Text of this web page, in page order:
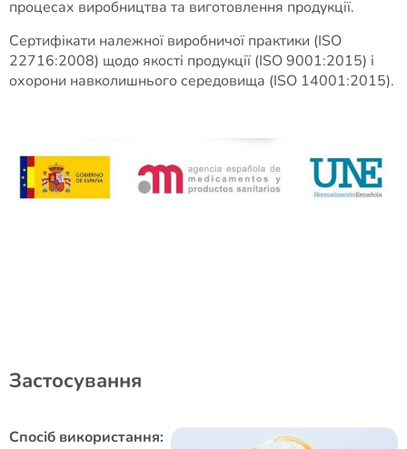
процесах виробництва та виготовлення продукції.
Сертифікати належної виробничої практики (ISO
22716:2008) щодо якості продукції (ISO 9001:2015) і
охорони навколишнього середовища (ISO 14001:2015).
Застосування
Спосіб використання: